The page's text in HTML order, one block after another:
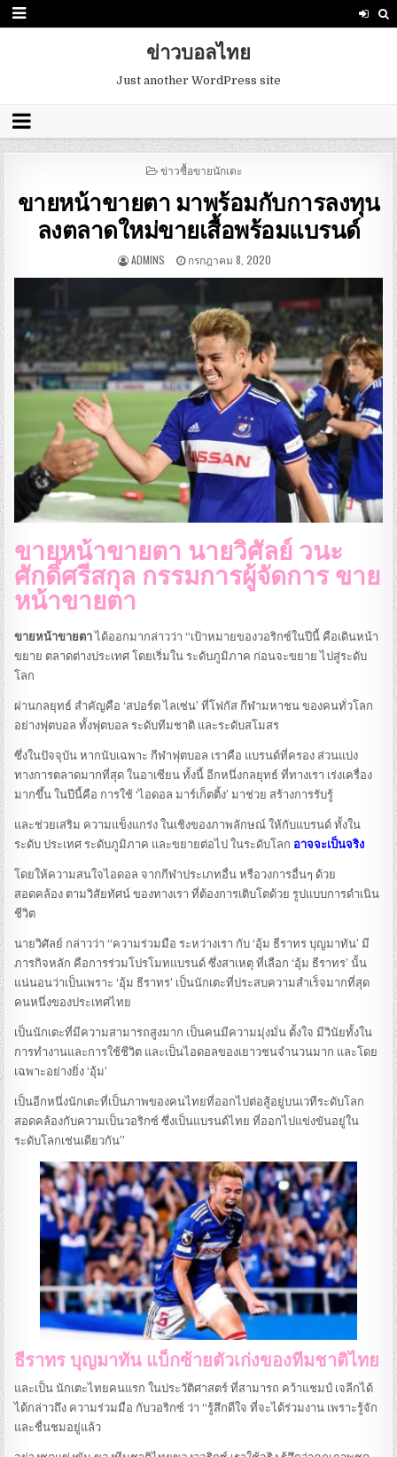
ข่าวบอลไทย
Just another WordPress site
POSTED
ข่าวซื้อขายนักเตะ
ขายหน้าขายตา มาพร้อมกับการลงทุน
ลงตลาดใหม่ขายเสื้อพร้อมแบรนด์
ADMINS กรกฎาคม 8, 2020
ขายหน้าขายตา นายวิศัลย์ วนะ
ศักดิ์ศรีสกุล กรรมการผู้จัดการขาย
หน้าขายตา
ขายหน้าขายตาได้ออกมากล่าวว่า “เป้าหมายของวอริกซ์ในปีนี้ คือเดินหน้า
ขยาย ตลาดต่างประเทศ โดยเริ่มใน ระดับภูมิภาค ก่อนจะขยาย ไปสู่ระดับ
โลก
ผ่านกลยุทธ์ สำคัญคือ ‘สปอร์ต ไลเซ่น’ ที่โฟกัส กีฬามหาชน ของคนทั่วโลก
อย่างฟุตบอล ทั้งฟุตบอล ระดับทีมชาติ และระดับสโมสร
ซึ่งในปัจจุบัน หากนับเฉพาะ กีฬาฟุตบอล เราคือ แบรนด์ที่ครอง ส่วนแบ่ง
ทางการตลาดมากที่สุด ในอาเซียน ทั้งนี้ อีกหนึ่งกลยุทธ์ ที่ทางเรา เร่งเครื่อง
มากขึ้น ในปีนี้คือ การใช้ ‘ไอดอล มาร์เก็ตติ้ง’ มาช่วย สร้างการรับรู้
และช่วยเสริม ความแข็งแกร่ง ในเชิงของภาพลักษณ์ ให้กับแบรนด์ ทั้งใน
ระดับ ประเทศ ระดับภูมิภาค และขยายต่อไป ในระดับโลก อาจจะเป็นจริง
โดยให้ความสนใจไอดอล จากกีฬาประเภทอื่น หรือวงการอื่นๆ ด้วย
สอดคล้อง ตามวิสัยทัศน์ ของทางเรา ที่ต้องการเติบโตด้วย รูปแบบการดำเนิน
ชีวิต
นายวิศัลย์ กล่าวว่า “ความร่วมมือ ระหว่างเรา กับ ‘อุ้ม ธีราทร บุญมาทัน’ มี
ภารกิจหลัก คือการร่วมโปรโมทแบรนด์ ซึ่งสาเหตุ ที่เลือก ‘อุ้ม ธีราทร’ นั้น
แน่นอนว่าเป็นเพราะ ‘อุ้ม ธีราทร’ เป็นนักเตะที่ประสบความสำเร็จมากที่สุด
คนหนึ่งของประเทศไทย
เป็นนักเตะที่มีความสามารถสูงมาก เป็นคนมีความมุ่งมั่น ตั้งใจ มีวินัยทั้งใน
การทำงานและการใช้ชีวิต และเป็นไอดอลของเยาวชนจำนวนมาก และโดย
เฉพาะอย่างยิ่ง ‘อุ้ม’
เป็นอีกหนึ่งนักเตะที่เป็นภาพของคนไทยที่ออกไปต่อสู้อยู่บนเวทีระดับโลก
สอดคล้องกับความเป็นวอริกซ์ ซึ่งเป็นแบรนด์ไทย ที่ออกไปแข่งขันอยู่ใน
ระดับโลกเช่นเดียวกัน”
ธีราทร บุญมาทัน แบ็กซ้ายตัวเก่งของทีมชาติไทย
และเป็น นักเตะไทยคนแรก ในประวัติศาสตร์ ที่สามารถ คว้าแชมป์ เจลีกได้
ได้กล่าวถึง ความร่วมมือ กับวอริกซ์ ว่า “รู้สึกดีใจ ที่จะได้ร่วมงาน เพราะรู้จัก
และชื่นชมอยู่แล้ว